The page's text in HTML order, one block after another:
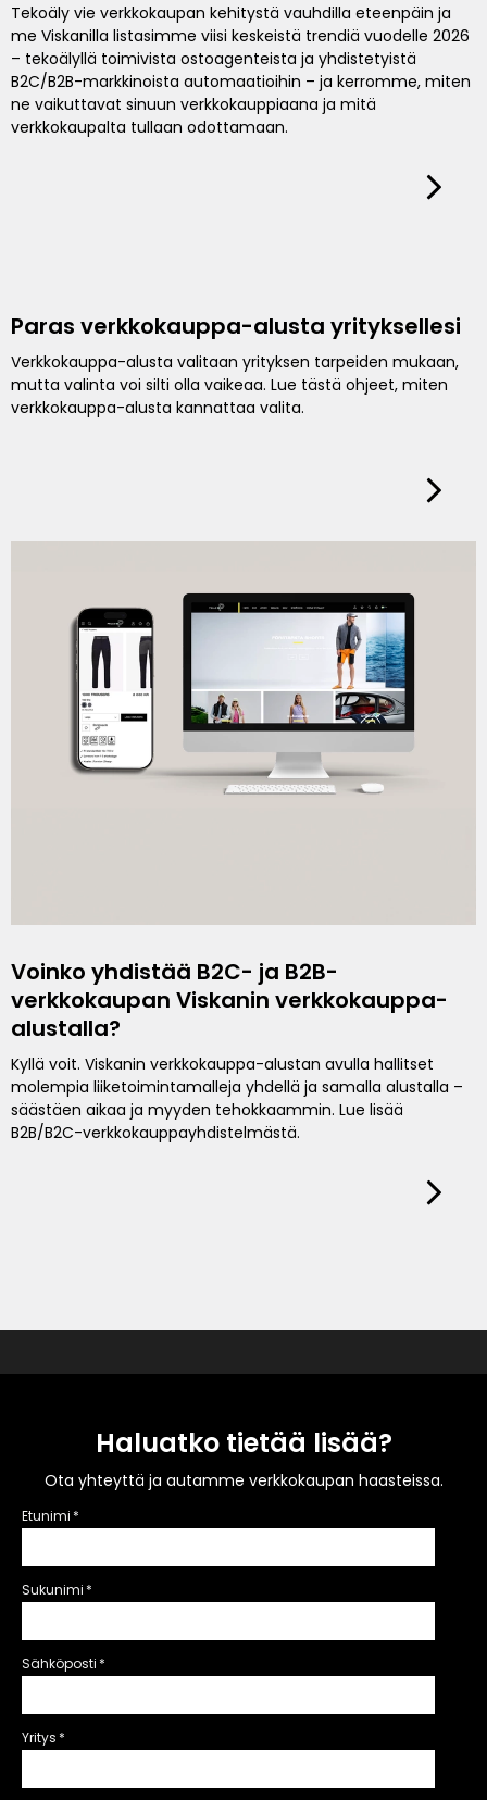
Tekoäly vie verkkokaupan kehitystä vauhdilla eteenpäin ja
me Viskanilla listasimme viisi keskeistä trendiä vuodelle 2026
– tekoälyllä toimivista ostoagenteista ja yhdistetyistä
B2C/B2B-markkinoista automaatioihin – ja kerromme, miten
ne vaikuttavat sinuun verkkokauppiaana ja mitä
verkkokaupalta tullaan odottamaan.
Paras verkkokauppa-alusta yrityksellesi
Verkkokauppa-alusta valitaan yrityksen tarpeiden mukaan,
mutta valinta voi silti olla vaikeaa. Lue tästä ohjeet, miten
verkkokauppa-alusta kannattaa valita.
Voinko yhdistää B2C- ja B2B-
verkkokaupan Viskanin verkkokauppa-
alustalla?
Kyllä voit. Viskanin verkkokauppa-alustan avulla hallitset
molempia liiketoimintamalleja yhdellä ja samalla alustalla –
säästäen aikaa ja myyden tehokkaammin. Lue lisää
B2B/B2C-verkkokauppayhdistelmästä.
Haluatko tietää lisää?
Ota yhteyttä ja autamme verkkokaupan haasteissa.
Etunimi *
Sukunimi *
Sähköposti *
Yritys *